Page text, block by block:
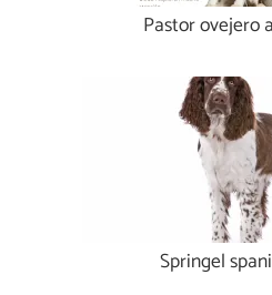
Pastor ovejero
Springel